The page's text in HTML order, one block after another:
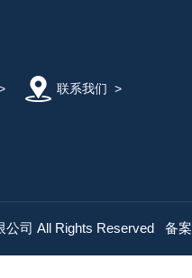
联系我们 >
公司 All Rights Reserved 备